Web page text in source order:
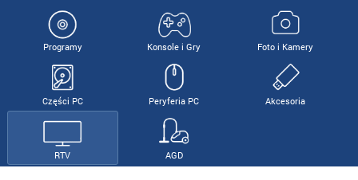
Programy Konsole i Gry Foto i Kamery
Części PC Peryferia PC Akcesoria
RTV AGD